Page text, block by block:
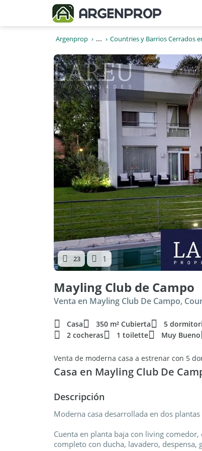
Argenprop ... Countries y Barrios Cerrados
23 1
Mayling Club de Campo
Venta en Mayling Club De Campo,
Casa 350 m² Cubierta 5
2 cocheras
1 toilette Muy Bueno
Venta de moderna casa a estrenar con 5
Casa en Mayling Club De
Descripción
Moderna casa desarrollada en dos
Cuenta en planta baja con living
completo con ducha, lavadero, despensa,